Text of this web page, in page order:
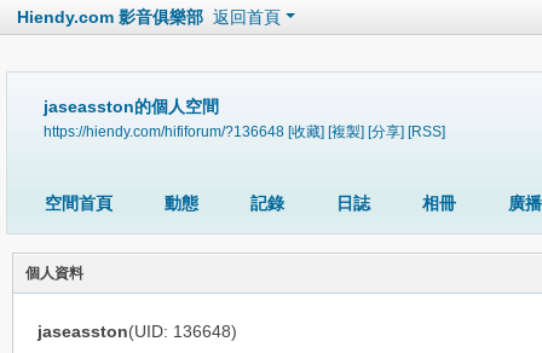
Hiendy.com 影音俱樂部 返回首頁
jaseasston的個人空間
https://hiendy.com/hififorum/?136648 [收藏] [複製] [分享] [RSS]
空間首頁 動態 記錄 日誌 相冊 廣播
個人資料
jaseasston(UID: 136648)